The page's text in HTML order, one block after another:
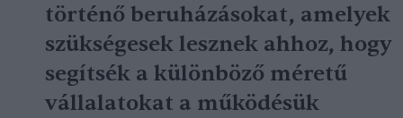
történő beruházásokat, amelyek
szükségesek lesznek ahhoz, hogy
segítsék a különböző méretű
vállalatokat a működésük